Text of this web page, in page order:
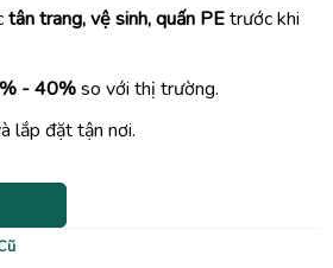
tân trang, vệ sinh, quấn PEtrước khi
- 40%so với thị trường.
lắp đặt tận nơi.